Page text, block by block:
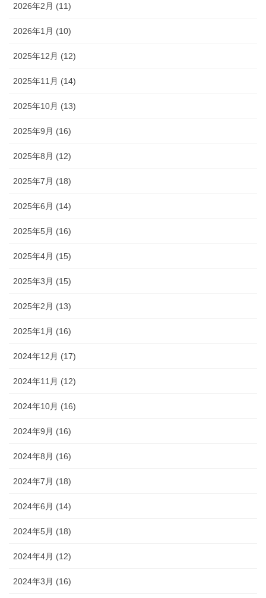
2026年2月 (11)
2026年1月 (10)
2025年12月 (12)
2025年11月 (14)
2025年10月 (13)
2025年9月 (16)
2025年8月 (12)
2025年7月 (18)
2025年6月 (14)
2025年5月 (16)
2025年4月 (15)
2025年3月 (15)
2025年2月 (13)
2025年1月 (16)
2024年12月 (17)
2024年11月 (12)
2024年10月 (16)
2024年9月 (16)
2024年8月 (16)
2024年7月 (18)
2024年6月 (14)
2024年5月 (18)
2024年4月 (12)
2024年3月 (16)